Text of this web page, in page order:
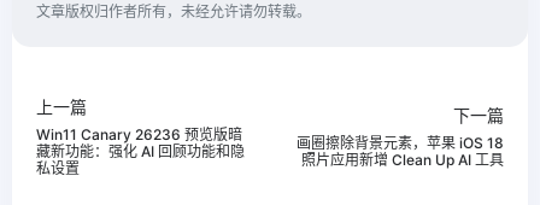
文章版权归作者所有，未经允许请勿转载。
上一篇
Win11 Canary 26236 预览版暗
藏新功能：强化 AI 回顾功能和隐
私设置
下一篇
画圈擦除背景元素，苹果 iOS 18
照片应用新增 Clean Up AI 工具